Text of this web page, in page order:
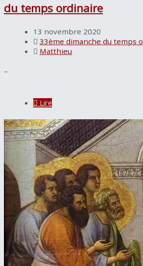
du temps ordinaire
13 novembre 2020
33ème dimanche du temps
Matthieu
–
Lire